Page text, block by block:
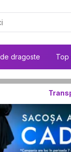
dragoste Top